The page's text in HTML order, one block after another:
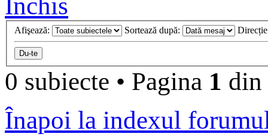
Închis
Afişează: Sortează după:
0 subiecte • Pagina 1 din
Înapoi la indexul